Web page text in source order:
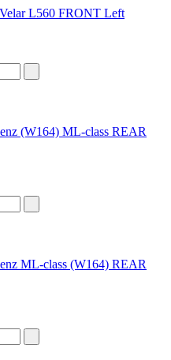
L560 FRONT Left
(W164) ML-class REAR
ML-class (W164) REAR